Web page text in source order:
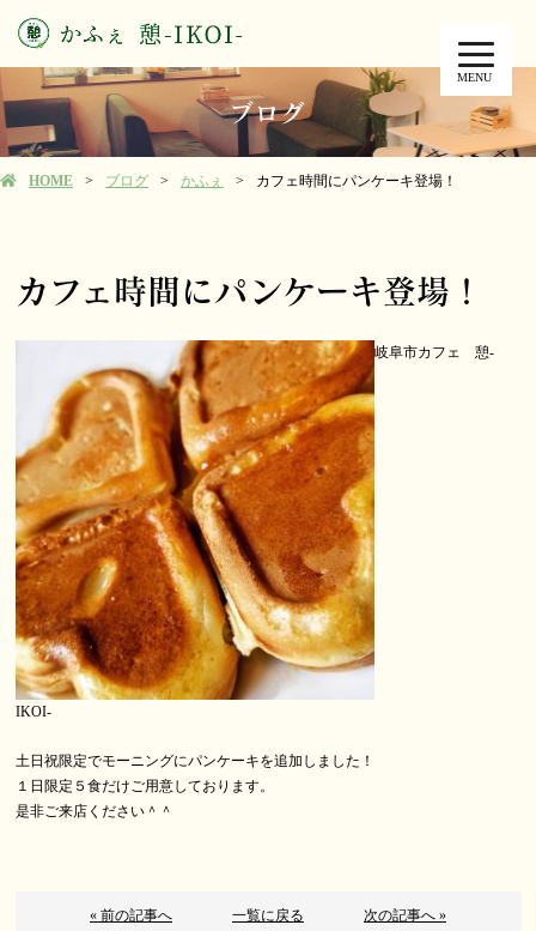
MENU
ブログ
HOME ブログ かふぇ カフェ時間にパンケーキ登場！
カフェ時間にパンケーキ登場！
岐阜市カフェ 憩-
IKOI-
土日祝限定でモーニングにパンケーキを追加しました！
１日限定５食だけご用意しております。
是非ご来店ください＾＾
« 前の記事へ 一覧に戻る 次の記事へ »